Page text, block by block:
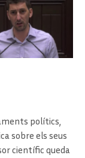
polítics,
sobre els seus
científic queda